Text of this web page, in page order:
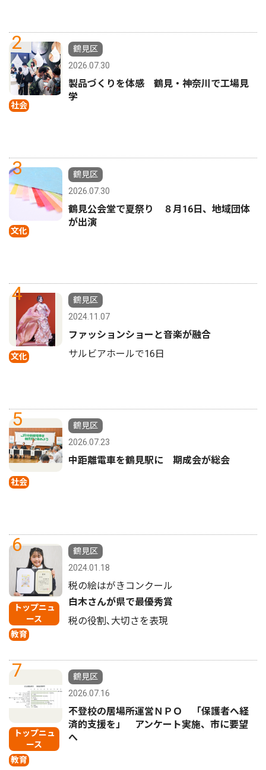
2
社会
鶴見区
2026.07.30
製品づくりを体感 鶴見・神奈川で工場見
学
3
文化
鶴見区
2026.07.30
鶴見公会堂で夏祭り ８月16日、地域団体
が出演
4
文化
鶴見区
2024.11.07
ファッションショーと音楽が融合
サルビアホールで16日
5
社会
鶴見区
2026.07.23
中距離電車を鶴見駅に 期成会が総会
6
トップニュ
ース
教育
鶴見区
2024.01.18
税の絵はがきコンクール
白木さんが県で最優秀賞
税の役割､大切さを表現
7
トップニュ
ース
教育
鶴見区
2026.07.16
不登校の居場所運営ＮＰＯ 「保護者へ経
済的支援を」 アンケート実施、市に要望
へ